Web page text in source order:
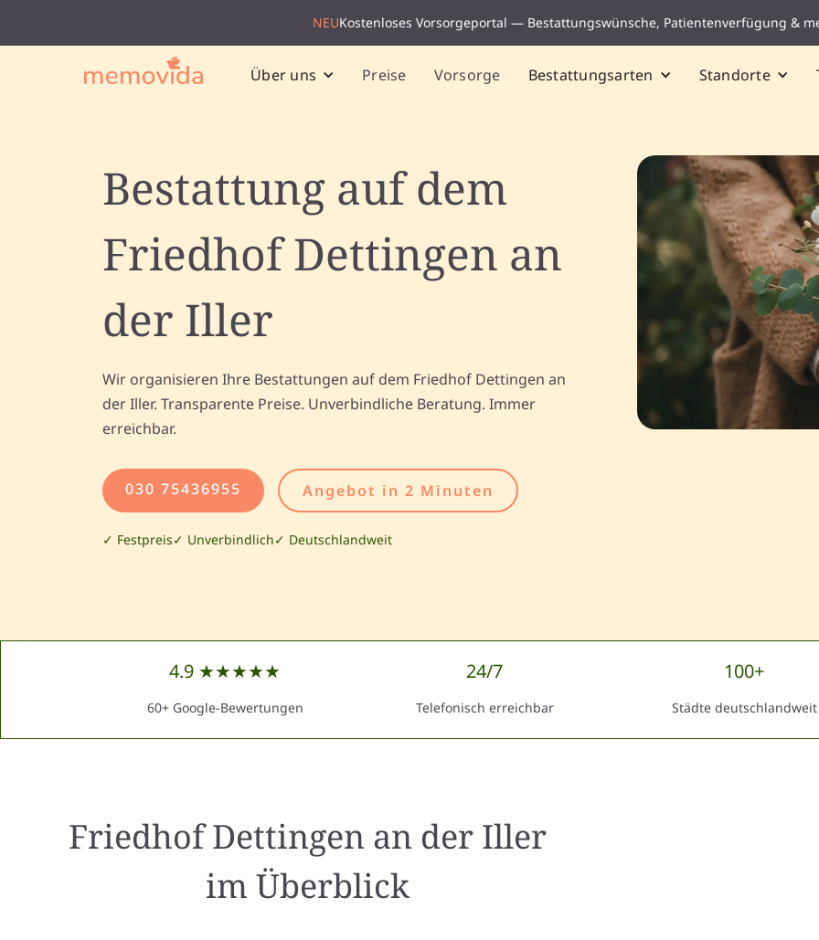
NEUKostenloses Vorsorgeportal — Bestattungswünsche, Patientenverfügung &
Über uns Preise Vorsorge Bestattungsarten Standorte
Bestattung auf dem
Friedhof Dettingen an
der Iller
Wir organisieren Ihre Bestattungen auf dem Friedhof Dettingen an
der Iller. Transparente Preise. Unverbindliche Beratung. Immer
erreichbar.
030 75436955 Angebot in 2 Minuten
✓ Festpreis✓ Unverbindlich✓ Deutschlandweit
4.9 ★★★★★
60+ Google-Bewertungen
24/7
Telefonisch erreichbar
100+
Städte deutschlandweit
Friedhof Dettingen an der Iller
im Überblick